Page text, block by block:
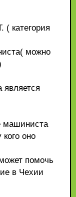
( категория
можно
является
машиниста
оно
помочь
в Чехии